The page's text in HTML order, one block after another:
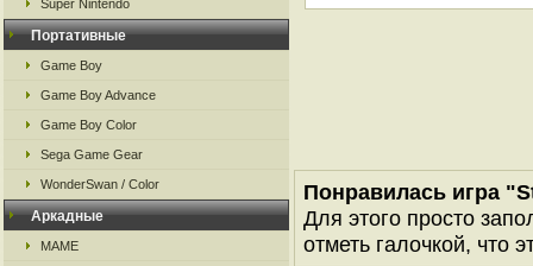
Super Nintendo
Портативные
Game Boy
Game Boy Advance
Game Boy Color
Sega Game Gear
WonderSwan / Color
Аркадные
MAME
Понравилась игра
Для этого просто
отметь галочкой, что